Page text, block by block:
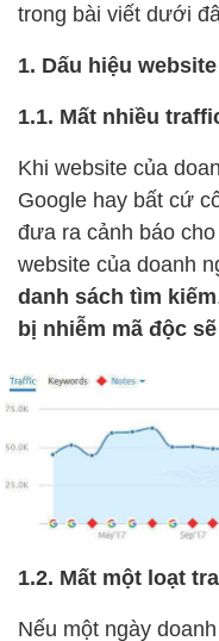
trong bài viết dưới
1. Dấu hiệu
1.1. Mất nhiều
Khi website của
Google hay bất cứ
đưa ra cảnh báo
website của doanh
danh sách tìm kiếm
bị nhiễm mã độc sẽ
1.2. Mất một loạt
Nếu một ngày